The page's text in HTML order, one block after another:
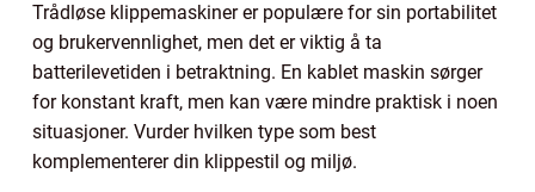
Trådløse klippemaskiner er populære for sin portabilitet
og brukervennlighet, men det er viktig å ta
batterilevetiden i betraktning. En kablet maskin sørger
for konstant kraft, men kan være mindre praktisk i noen
situasjoner. Vurder hvilken type som best
komplementerer din klippestil og miljø.